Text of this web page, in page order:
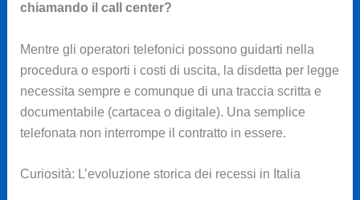
chiamando il call center?
Mentre gli operatori telefonici possono guidarti nella
procedura o esporti i costi di uscita, la disdetta per legge
necessita sempre e comunque di una traccia scritta e
documentabile (cartacea o digitale). Una semplice
telefonata non interrompe il contratto in essere.
Curiosità: L’evoluzione storica dei recessi in Italia